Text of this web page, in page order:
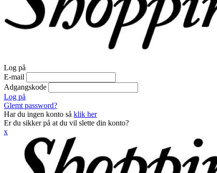
Log på
E-mail
Adgangskode
Log på
Glemt password?
Har du ingen konto så klik her
Er du sikker på at du vil slette din konto?
x